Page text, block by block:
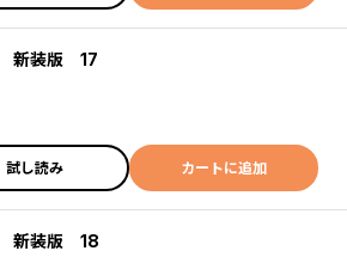
新装版 17
試し読み カートに追加
新装版 18